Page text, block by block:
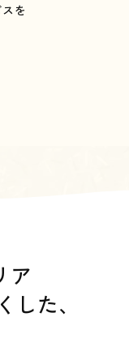
を
ア
た、